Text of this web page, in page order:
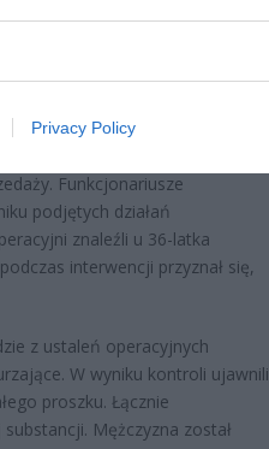
Privacy Policy
Funkcjonariusze
podjętych działań
znaleźli u 36-latka
interwencji przyznał się,
z ustaleń operacyjnych
W wyniku kontroli ujawnili
proszku. Łącznie
Mężczyzna został